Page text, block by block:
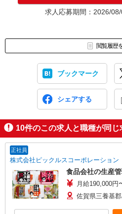
★入社前に配属先が決定する場合も
いずれの場合も、入社された時点
株式会社テクノ・サービス 佐賀営
〒840-0801 佐賀県佐賀市駅前中央
求人応募期間：2026/
閲覧履歴
ブックマーク
シェアする
10件のこの求人と職種が同じ
正社員
株式会社ピックルスコーポレーショ
食品会社の生産
月給190,000
佐賀県三養基